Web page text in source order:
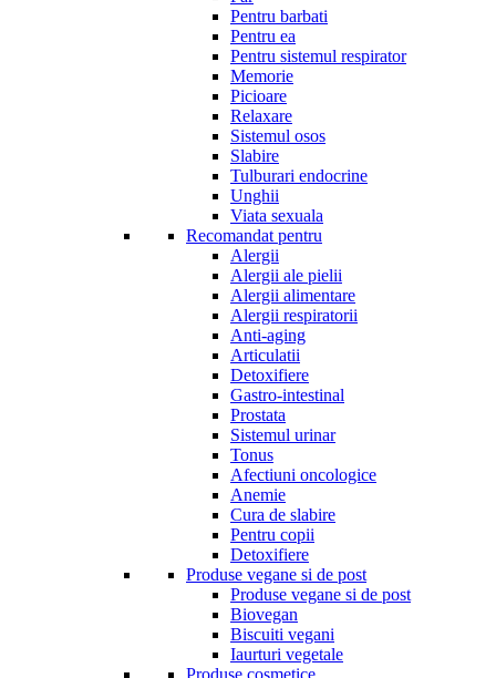
Pentru barbati
Pentru ea
Pentru sistemul respirator
Memorie
Picioare
Relaxare
Sistemul osos
Slabire
Tulburari endocrine
Unghii
Viata sexuala
Recomandat pentru
Alergii
Alergii ale pielii
Alergii alimentare
Alergii respiratorii
Anti-aging
Articulatii
Detoxifiere
Gastro-intestinal
Prostata
Sistemul urinar
Tonus
Afectiuni oncologice
Anemie
Cura de slabire
Pentru copii
Detoxifiere
Produse vegane si de post
Produse vegane si de post
Biovegan
Biscuiti vegani
Iaurturi vegetale
Produse cosmetice